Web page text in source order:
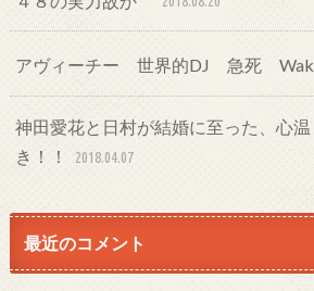
アヴィーチー 世界的DJ 急死
神田愛花と日村が結婚に至った、心
き！！
2018.04.07
最近のコメント